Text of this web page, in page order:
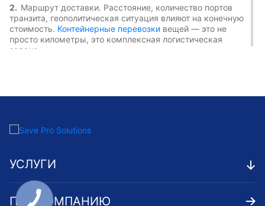
Маршрут доставки. Расстояние, количество портов
транзита, геополитическая ситуация влияют на конечную
стоимость. Контейнерные перевозки вещей — это не
просто километры, это комплексная логистическая
задача.
меняет стоимостную матрицу.
оформление, экспертизу груза, временное хранение.
ПЕРЕВОЗОК
Морской транспорт — король логистики для масштабных
ПРО КОМПАНИЮ
УСЛУГИ